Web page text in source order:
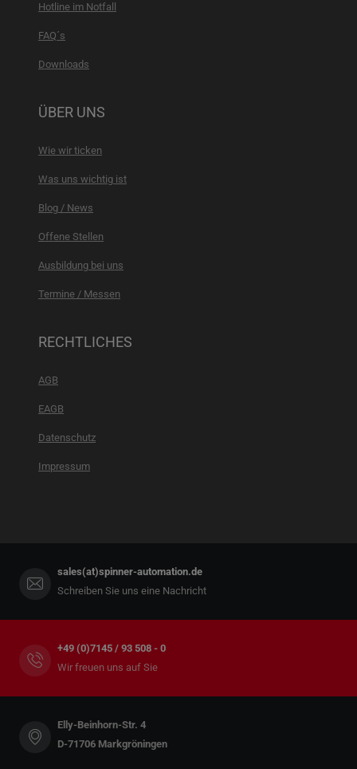
Hotline im Notfall
FAQ´s
Downloads
ÜBER UNS
Wie wir ticken
Was uns wichtig ist
Blog / News
Offene Stellen
Ausbildung bei uns
Termine / Messen
RECHTLICHES
AGB
EAGB
Datenschutz
Impressum
sales(at)spinner-automation.de
Schreiben Sie uns eine Nachricht
+49 (0)7145 / 93 508 - 0
Wir freuen uns auf Sie
Elly-Beinhorn-Str. 4
D-71706 Markgröningen